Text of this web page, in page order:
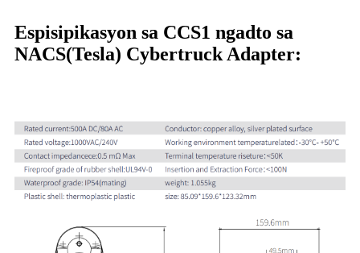
Espisipikasyon sa CCS1 ngadto sa
NACS(Tesla) Cybertruck Adapter: